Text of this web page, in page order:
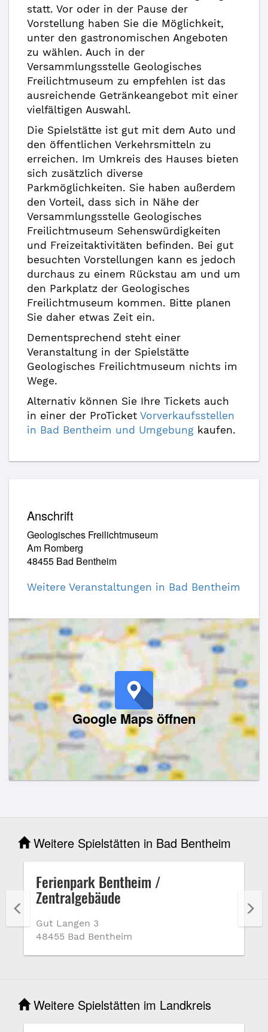
statt. Vor oder in der Pause der
Vorstellung haben Sie die Möglichkeit,
unter den gastronomischen Angeboten
zu wählen. Auch in der
Versammlungsstelle Geologisches
Freilichtmuseum zu empfehlen ist das
ausreichende Getränkeangebot mit einer
vielfältigen Auswahl.
Die Spielstätte ist gut mit dem Auto und
den öffentlichen Verkehrsmitteln zu
erreichen. Im Umkreis des Hauses bieten
sich zusätzlich diverse
Parkmöglichkeiten. Sie haben außerdem
den Vorteil, dass sich in Nähe der
Versammlungsstelle Geologisches
Freilichtmuseum Sehenswürdigkeiten
und Freizeitaktivitäten befinden. Bei gut
besuchten Vorstellungen kann es jedoch
durchaus zu einem Rückstau am und um
den Parkplatz der Geologisches
Freilichtmuseum kommen. Bitte planen
Sie daher etwas Zeit ein.
Dementsprechend steht einer
Veranstaltung in der Spielstätte
Geologisches Freilichtmuseum nichts im
Wege.
Alternativ können Sie Ihre Tickets auch
in einer der ProTicket Vorverkaufsstellen
in Bad Bentheim und Umgebung kaufen.
Anschrift
Geologisches Freilichtmuseum
Am Romberg
48455 Bad Bentheim
Weitere Veranstaltungen in Bad Bentheim
Google Maps öffnen
Weitere Spielstätten in Bad Bentheim
Ferienpark Bentheim /
Zentralgebäude
Gut Langen 3
48455 Bad Bentheim
Weitere Spielstätten im Landkreis